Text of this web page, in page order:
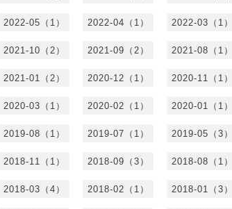
2022-05（1） 2022-04（1） 2022-03（1）
2021-10（2） 2021-09（2） 2021-08（1）
2021-01（2） 2020-12（1） 2020-11（1）
2020-03（1） 2020-02（1） 2020-01（1）
2019-08（1） 2019-07（1） 2019-05（3）
2018-11（1） 2018-09（3） 2018-08（1）
2018-03（4） 2018-02（1） 2018-01（3）